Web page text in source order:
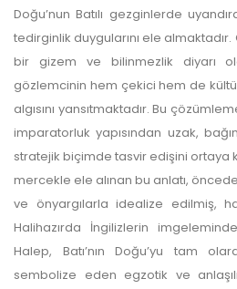
Doğu’nun Batılı gezginlerde
tedirginlik duygularını ele almaktadır.
bir gizem ve bilinmezlik diyarı
gözlemcinin hem çekici hem de
algısını yansıtmaktadır. Bu
imparatorluk yapısından uzak,
stratejik biçimde tasvir edişini ortaya
mercekle ele alınan bu anlatı,
ve önyargılarla idealize edilmiş,
Halihazırda İngilizlerin
Halep, Batı’nın Doğu’yu tam
sembolize eden egzotik ve